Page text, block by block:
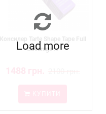
Coverage ...
Load more